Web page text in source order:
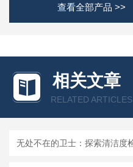
查看全部产品 >>
相关文章
RELATED ARTICLES